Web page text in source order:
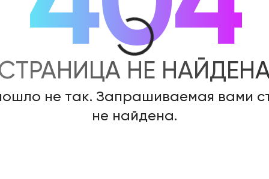
НЕ
не так. Запрашиваемая вами
не найдена.